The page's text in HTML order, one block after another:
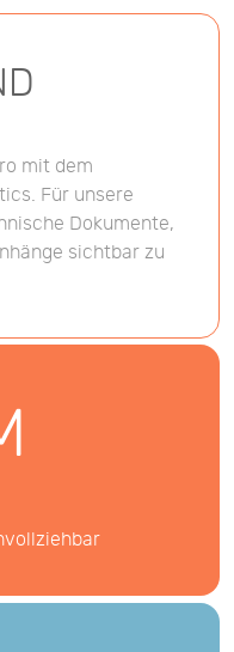
mit dem
Für unsere
Dokumente,
sichtbar zu